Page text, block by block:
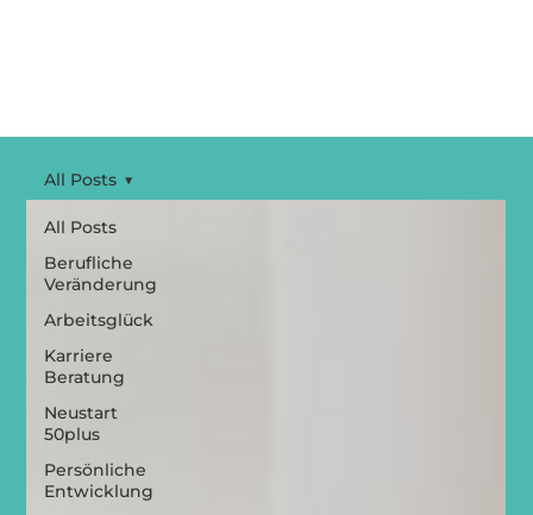
All Posts
Berufliche
Veränderung
Arbeitsglück
Karriere
Beratung
Neustart
50plus
Persönliche
Entwicklung
All Posts